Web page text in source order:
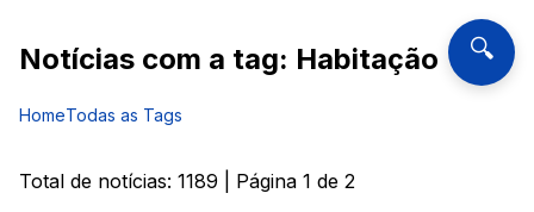
🔍
Notícias com a tag: Habitação
HomeTodas as Tags
Total de notícias: 1189 | Página 1 de 2